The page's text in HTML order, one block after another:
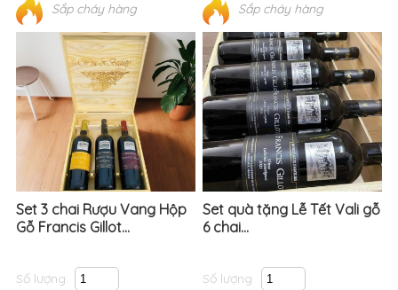
Sắp cháy hàng Sắp cháy hàng
Set 3 chai Rượu Vang Hộp
Gỗ Francis Gillot...
Số lượng
Set quà tặng Lễ Tết Vali gỗ
6 chai...
Số lượng